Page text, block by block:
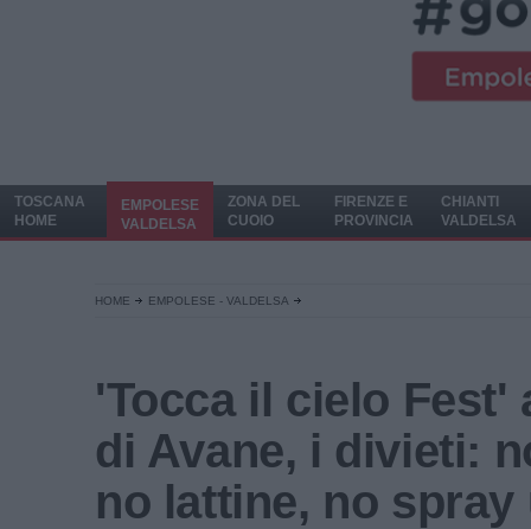
TOSCANA
HOME
EMPOLESE
VALDELSA
ZONA DEL
CUOIO
FIRENZE E
PROVINCIA
CHIANTI
VALDELSA
HOME EMPOLESE - VALDELSA
'Tocca il cielo Fest'
di Avane, i divieti:
no lattine, no